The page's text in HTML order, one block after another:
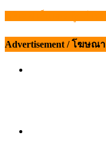
แนะแนว
เรื่อง
Advertisement / โฆษณา